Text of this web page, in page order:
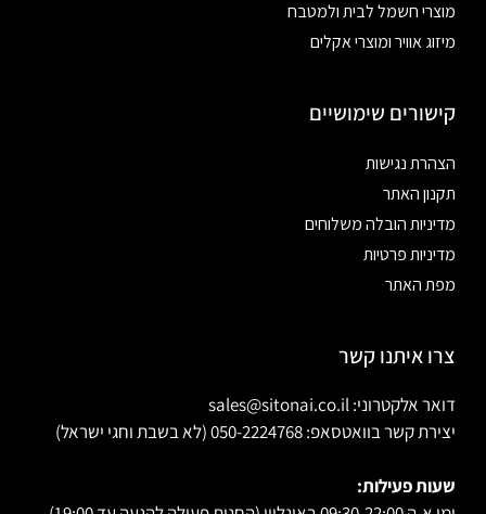
מוצרי חשמל לבית ולמטבח
מיזוג אוויר ומוצרי אקלים
קישורים שימושיים
הצהרת נגישות
תקנון האתר
מדיניות הובלה משלוחים
מדיניות פרטיות
מפת האתר
צרו איתנו קשר
דואר אלקטרוני: sales@sitonai.co.il
יצירת קשר בוואטסאפ: 050-2224768 (לא בשבת וחגי ישראל)
שעות פעילות: